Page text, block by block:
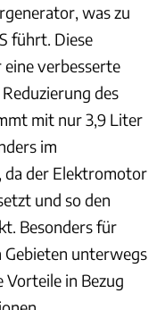
was zu
führt. Diese
verbesserte
des
mit nur 3,9 Liter
im
da der Elektromotor
und so den
Besonders für
Gebieten unterwegs
in Bezug